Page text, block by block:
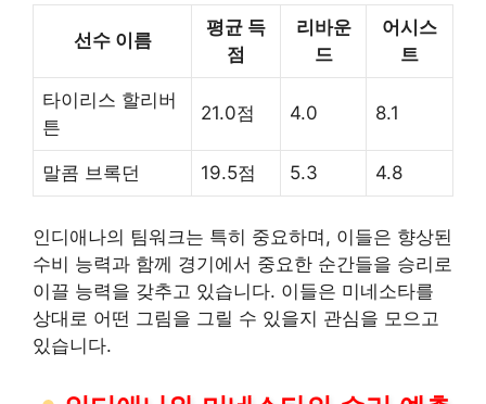
선수 이름
평균 득
점
리바운
드
어시스
트
타이리스 할리버
튼
21.0점 4.0 8.1
말콤 브록던 19.5점 5.3 4.8
인디애나의 팀워크는 특히 중요하며, 이들은 향상된
수비 능력과 함께 경기에서 중요한 순간들을 승리로
이끌 능력을 갖추고 있습니다. 이들은 미네소타를
상대로 어떤 그림을 그릴 수 있을지 관심을 모으고
있습니다.